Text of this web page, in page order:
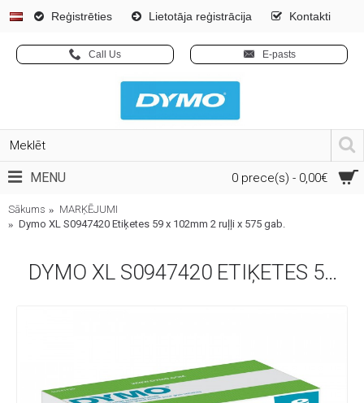
Reģistrēties Lietotāja reģistrācija Kontakti
Call Us E-pasts
0 prece(s) - 0,00€
MENU
Sākums
MARĶĒJUMI
Dymo XL S0947420 Etiķetes 59 x 102mm 2 ruļļi x 575 gab.
DYMO XL S0947420 ETIĶETES 59 X 102MM 2 RUĻĻI X 575 GAB.